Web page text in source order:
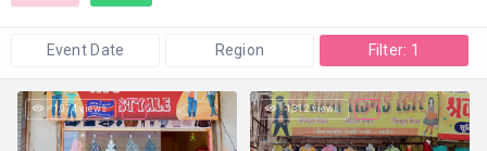
Event Date Region Filter: 1
1,074 views 1,312 views